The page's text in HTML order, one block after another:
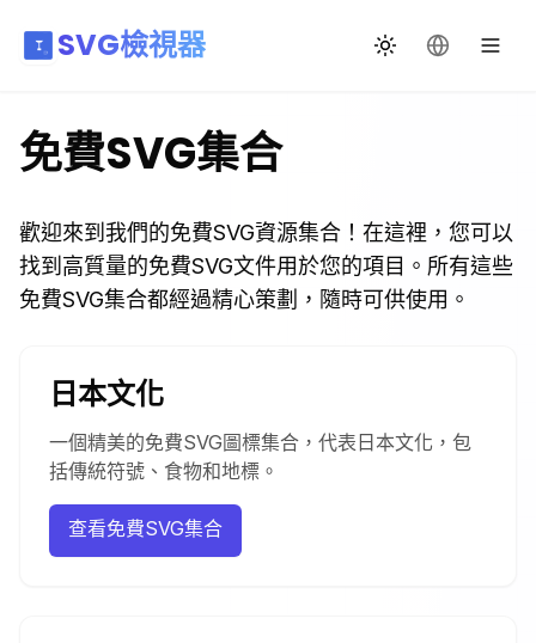
SVG檢視器 切換主題更改語言
免費SVG集合
歡迎來到我們的免費SVG資源集合！在這裡，您可以
找到高質量的免費SVG文件用於您的項目。所有這些
免費SVG集合都經過精心策劃，隨時可供使用。
日本文化
一個精美的免費SVG圖標集合，代表日本文化，包
括傳統符號、食物和地標。
查看免費SVG集合